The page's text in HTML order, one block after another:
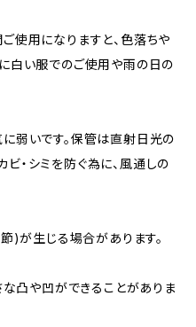
使用になりますと、色落ちや
白い服でのご使用や雨の日の
弱いです。保管は直射日光の
・シミを防ぐ為に、風通しの
)が生じる場合があります。
な凸や凹ができることがありま